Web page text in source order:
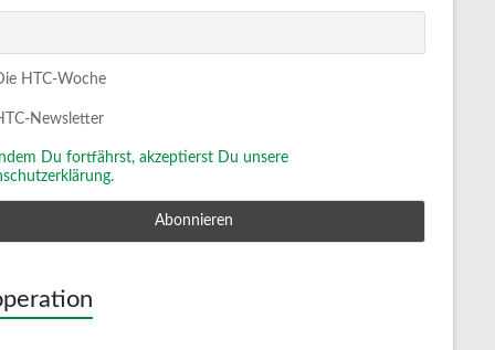
HTC-Woche
Newsletter
Indem Du fortfährst, akzeptierst Du unsere